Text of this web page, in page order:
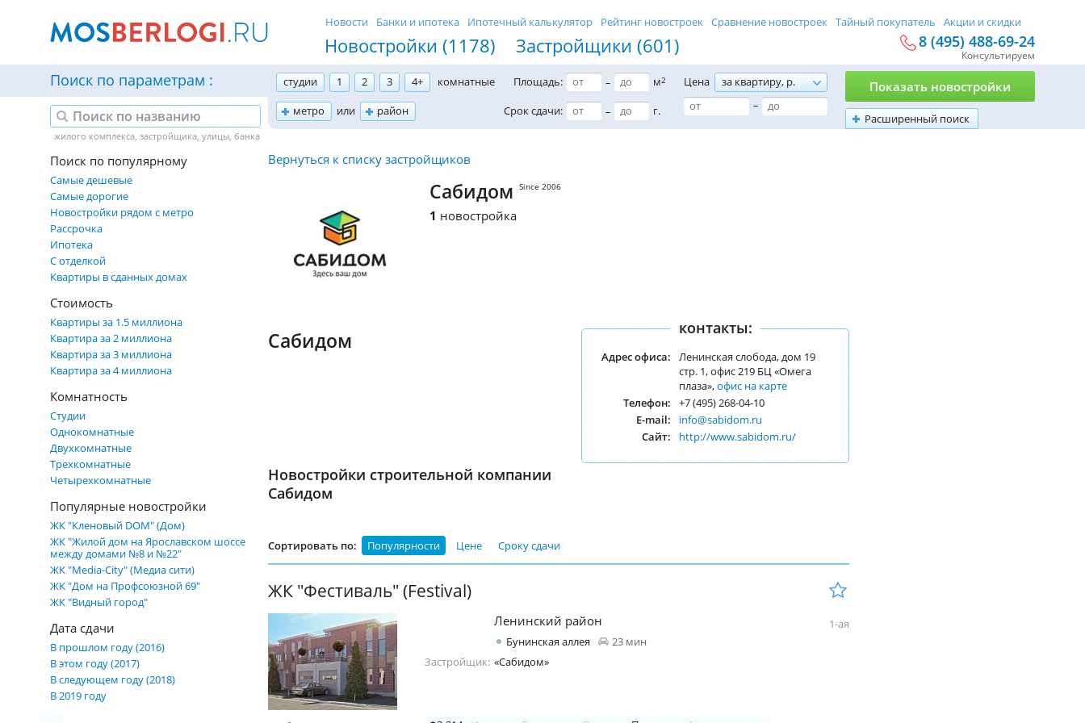
Новостройки (1178) Застройщики (601)
Новости Банки и ипотека Ипотечный калькулятор Рейтинг новостроек Сравнение новостроек Тайный покупатель Акции и скидки
8 (495) 488-69-24
Консультируем
Поиск по параметрам студии 1 2 3 4+
комнатные
метро
или район
Площадь: – м2
Срок сдачи: – г.
Цена
за квартиру, р.
–
Расширенный поиск
Показать новостройки
Поиск по популярному
Самые дешевые
Самые дорогие
Новостройки рядом с метро
Рассрочка
Ипотека
С отделкой
Квартиры в сданных домах
Стоимость
Квартиры за 1.5 миллиона
Квартира за 2 миллиона
Квартира за 3 миллиона
Квартира за 4 миллиона
Комнатность
Студии
Однокомнатные
Двухкомнатные
Трехкомнатные
Четырехкомнатные
Популярные новостройки
ЖК "Кленовый DOM" (Дом)
ЖК "Жилой дом на Ярославском шоссе
между домами №8 и №22"
ЖК "Media-City" (Медиа сити)
ЖК "Дом на Профсоюзной 69"
ЖК "Видный город"
Дата сдачи
В прошлом году (2016)
В этом году (2017)
В следующем году (2018)
В 2019 году
Вернуться к списку застройщиков
Сабидом Since 2006
1 новостройка
контакты:
Адрес офиса:
Ленинская слобода, дом 19
стр. 1, офис 219 БЦ «Омега
плаза»,офис на карте
Телефон:
+7 (495) 268-04-10
E-mail:
info@sabidom.ru
Сайт:
http://www.sabidom.ru/
Сабидом
Новостройки строительной компании
Сабидом
Сортировать по: Популярности Цене Сроку сдачи
ЖК "Фестиваль" (Festival)
1-ая
Ленинский район
Бунинская аллея
23 мин
Застройщик: «Сабидом»